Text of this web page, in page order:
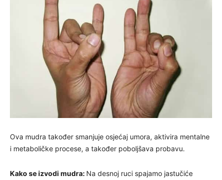
Ova mudra također smanjuje osjećaj umora, aktivira mentalne
i metaboličke procese, a također poboljšava probavu.
Kako se izvodi mudra: Na desnoj ruci spajamo jastučiće